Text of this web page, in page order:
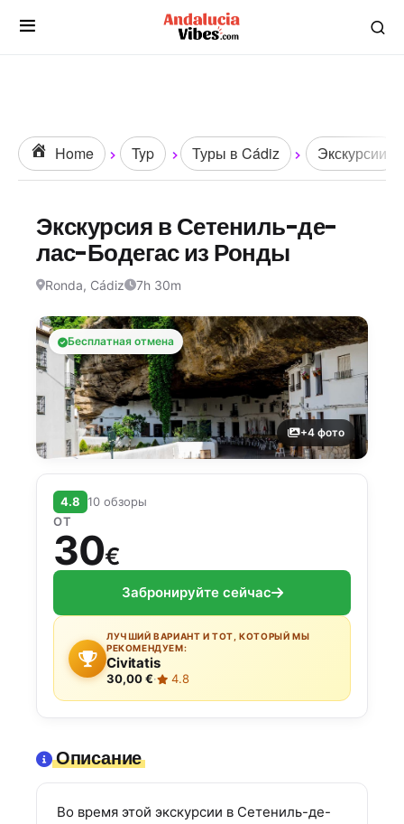
Home Typ Туры в Cádiz Экскурсии
Экскурсия в Сетениль-де-
лас-Бодегас из Ронды
Ronda, Cádiz 7h 30m
Бесплатная отмена
+4 фото
4.8 10 обзоры
ОТ
30€
Забронируйте сейчас
ЛУЧШИЙ ВАРИАНТ И ТОТ, КОТОРЫЙ МЫ
РЕКОМЕНДУЕМ:
Civitatis
30,00 €· 4.8
Описание
Во время этой экскурсии в Сетениль-де-